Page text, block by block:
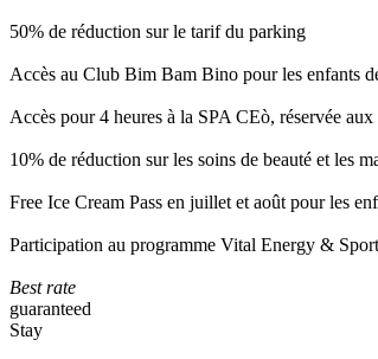
50% de réduction sur le tarif du parking
Accès au Club Bim Bam Bino pour les enfants
Accès pour 4 heures à la SPA CEò, réservée
10% de réduction sur les soins de beauté et les
Free Ice Cream Pass en juillet et août pour les
Participation au programme Vital Energy & Sport
Best rate
guaranteed
Stay